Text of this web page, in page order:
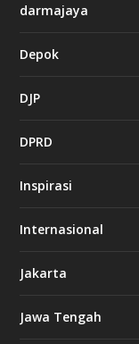
darmajaya
Depok
DJP
DPRD
Inspirasi
Internasional
Jakarta
Jawa Tengah